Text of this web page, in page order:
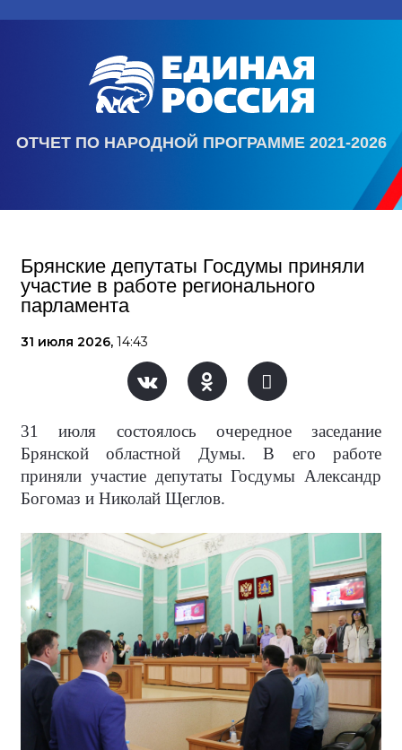
ОТЧЕТ ПО НАРОДНОЙ ПРОГРАММЕ 2021-2026
Брянские депутаты Госдумы приняли
участие в работе регионального
парламента
31 июля 2026, 14:43
31 июля состоялось очередное заседание
Брянской областной Думы. В его работе
приняли участие депутаты Госдумы Александр
Богомаз и Николай Щеглов.